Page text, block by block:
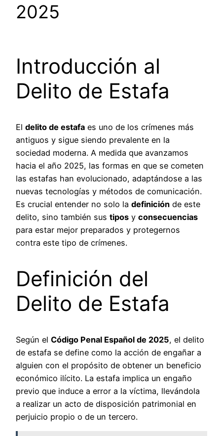
2025
Introducción al
Delito de Estafa
El delito de estafa es uno de los crímenes más
antiguos y sigue siendo prevalente en la
sociedad moderna. A medida que avanzamos
hacia el año 2025, las formas en que se cometen
las estafas han evolucionado, adaptándose a las
nuevas tecnologías y métodos de comunicación.
Es crucial entender no solo la definición de este
delito, sino también sus tipos y consecuencias
para estar mejor preparados y protegernos
contra este tipo de crímenes.
Definición del
Delito de Estafa
Según el Código Penal Español de 2025, el delito
de estafa se define como la acción de engañar a
alguien con el propósito de obtener un beneficio
económico ilícito. La estafa implica un engaño
previo que induce a error a la víctima, llevándola
a realizar un acto de disposición patrimonial en
perjuicio propio o de un tercero.